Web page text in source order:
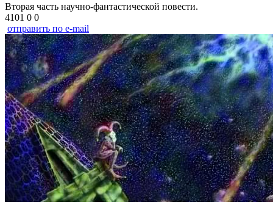
Вторая часть научно-фантастической повести.
4101 0 0
отправить по e-mail